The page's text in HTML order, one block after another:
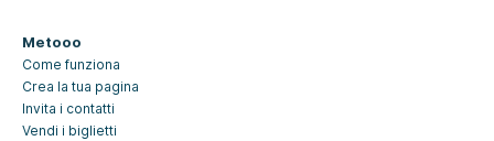
Metooo
Come funziona
Crea la tua pagina
Invita i contatti
Vendi i biglietti